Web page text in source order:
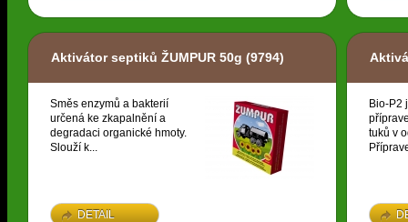
Aktivátor septiků ŽUMPUR 50g (9794)
Směs enzymů a bakterií
určená ke zkapalnění a
degradaci organické hmoty.
Slouží k...
DETAIL
Bio-P2
tuků v